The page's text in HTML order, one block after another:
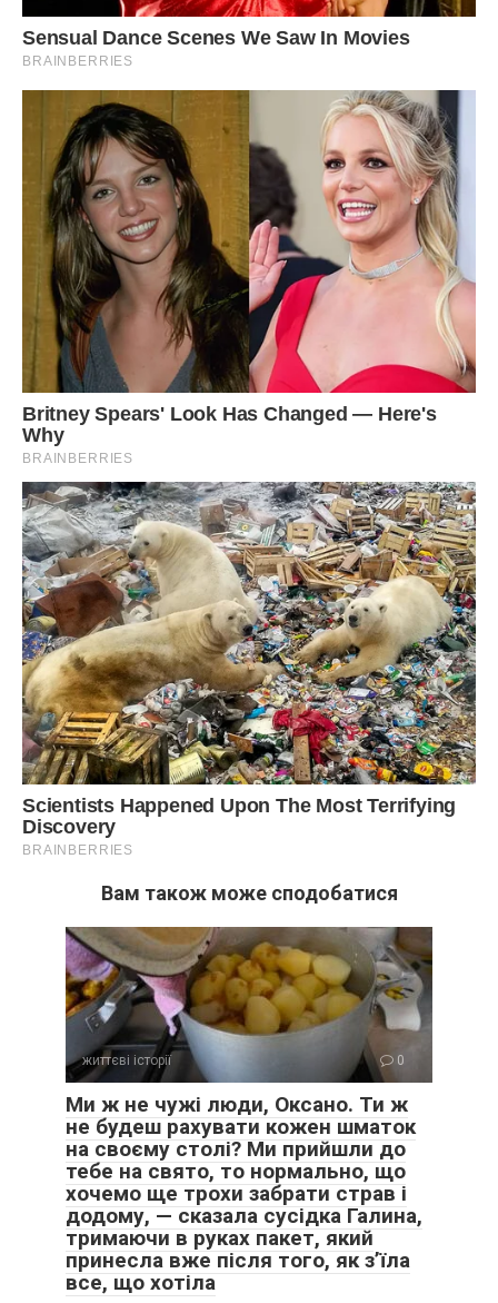
Вам також може сподобатися
життєві історії 0
Ми ж не чужі люди, Оксано. Ти ж
не будеш рахувати кожен шматок
на своєму столі? Ми прийшли до
тебе на свято, то нормально, що
хочемо ще трохи забрати страв і
додому, — сказала сусідка Галина,
тримаючи в руках пакет, який
принесла вже після того, як з’їла
все, що хотіла